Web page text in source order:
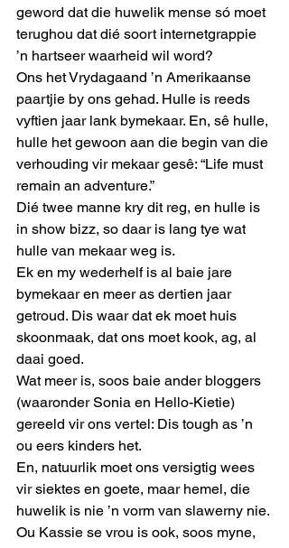
geword dat die huwelik mense só moet
terughou dat dié soort internetgrappie
’n hartseer waarheid wil word?
Ons het Vrydagaand ’n Amerikaanse
paartjie by ons gehad. Hulle is reeds
vyftien jaar lank bymekaar. En, sê hulle,
hulle het gewoon aan die begin van die
verhouding vir mekaar gesê: “Life must
remain an adventure.”
Dié twee manne kry dit reg, en hulle is
in show bizz, so daar is lang tye wat
hulle van mekaar weg is.
Ek en my wederhelf is al baie jare
bymekaar en meer as dertien jaar
getroud. Dis waar dat ek moet huis
skoonmaak, dat ons moet kook, ag, al
daai goed.
Wat meer is, soos baie ander bloggers
(waaronder Sonia en Hello-Kietie)
gereeld vir ons vertel: Dis tough as ’n
ou eers kinders het.
En, natuurlik moet ons versigtig wees
vir siektes en goete, maar hemel, die
huwelik is nie ’n vorm van slawerny nie.
Ou Kassie se vrou is ook, soos myne,